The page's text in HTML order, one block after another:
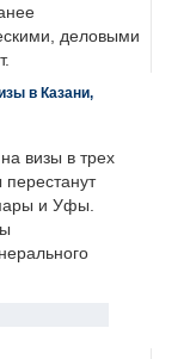
деловыми
в Казани,
визы в трех
и Уфы.